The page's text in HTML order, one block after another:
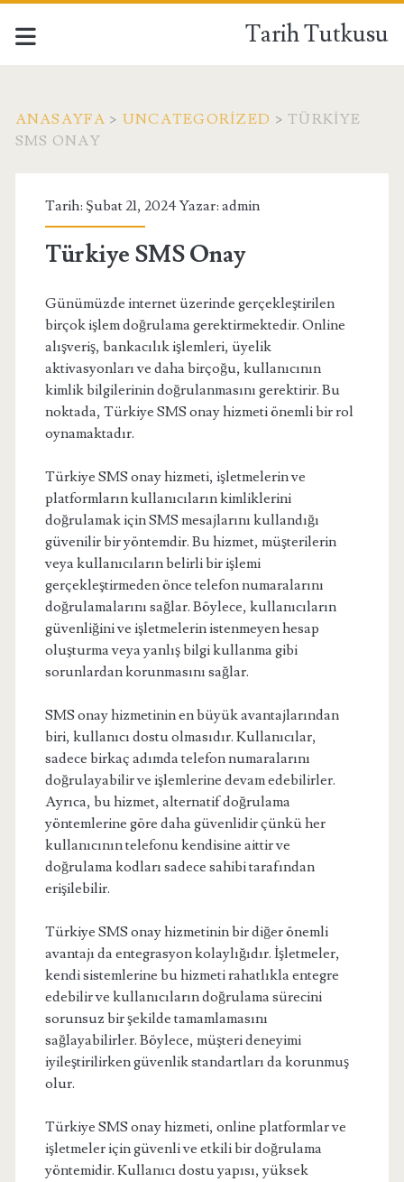
Tarih Tutkusu
ANASAYFA > UNCATEGORIZED > TÜRKIYE
SMS ONAY
Tarih: Şubat 21, 2024 Yazar: admin
Türkiye SMS Onay
Günümüzde internet üzerinde gerçekleştirilen
birçok işlem doğrulama gerektirmektedir. Online
alışveriş, bankacılık işlemleri, üyelik
aktivasyonları ve daha birçoğu, kullanıcının
kimlik bilgilerinin doğrulanmasını gerektirir. Bu
noktada, Türkiye SMS onay hizmeti önemli bir rol
oynamaktadır.
Türkiye SMS onay hizmeti, işletmelerin ve
platformların kullanıcıların kimliklerini
doğrulamak için SMS mesajlarını kullandığı
güvenilir bir yöntemdir. Bu hizmet, müşterilerin
veya kullanıcıların belirli bir işlemi
gerçekleştirmeden önce telefon numaralarını
doğrulamalarını sağlar. Böylece, kullanıcıların
güvenliğini ve işletmelerin istenmeyen hesap
oluşturma veya yanlış bilgi kullanma gibi
sorunlardan korunmasını sağlar.
SMS onay hizmetinin en büyük avantajlarından
biri, kullanıcı dostu olmasıdır. Kullanıcılar,
sadece birkaç adımda telefon numaralarını
doğrulayabilir ve işlemlerine devam edebilirler.
Ayrıca, bu hizmet, alternatif doğrulama
yöntemlerine göre daha güvenlidir çünkü her
kullanıcının telefonu kendisine aittir ve
doğrulama kodları sadece sahibi tarafından
erişilebilir.
Türkiye SMS onay hizmetinin bir diğer önemli
avantajı da entegrasyon kolaylığıdır. İşletmeler,
kendi sistemlerine bu hizmeti rahatlıkla entegre
edebilir ve kullanıcıların doğrulama sürecini
sorunsuz bir şekilde tamamlamasını
sağlayabilirler. Böylece, müşteri deneyimi
iyileştirilirken güvenlik standartları da korunmuş
olur.
Türkiye SMS onay hizmeti, online platformlar ve
işletmeler için güvenli ve etkili bir doğrulama
yöntemidir. Kullanıcı dostu yapısı, yüksek